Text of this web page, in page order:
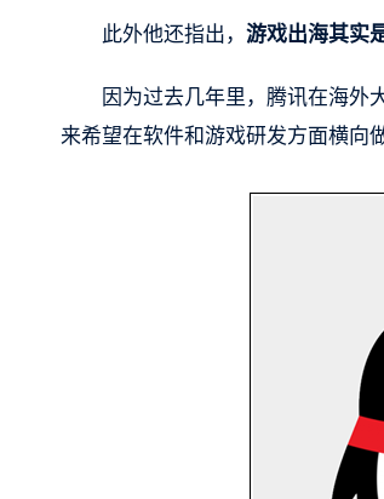
此外他还指出， 游戏出海其实
因为过去几年里，腾讯在海外
来希望在软件和游戏研发方面横向